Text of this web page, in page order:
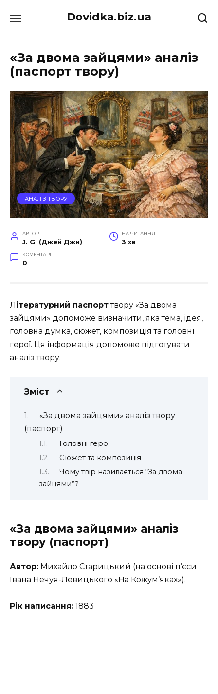
до
Dovidka.biz.ua
«За двома зайцями» аналіз
(паспорт твору)
АНАЛІЗ ТВОРУ
АВТОР
J. G. (Джей Джи)
НА ЧИТАННЯ
3 хв
КОМЕНТАРІ
0
Літературний паспорттвору «За двома
зайцями» допоможе визначити, яка тема, ідея,
головна думка, сюжет, композиція та головні
герої. Ця інформація допоможе підготувати
аналіз твору.
Зміст
«За двома зайцями» аналіз твору
(паспорт)
Головні герої
Сюжет та композиція
Чому твір називається “За двома
зайцями”?
«За двома зайцями» аналіз
твору (паспорт)
Автор: Михайло Старицький (на основі п’єси
Івана Нечуя-Левицького «На Кожум’яках»).
Рік написання: 1883